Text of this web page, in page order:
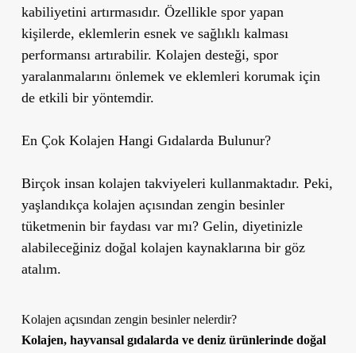
kabiliyetini artırmasıdır. Özellikle spor yapan
kişilerde, eklemlerin esnek ve sağlıklı kalması
performansı artırabilir. Kolajen desteği, spor
yaralanmalarını önlemek ve eklemleri korumak için
de etkili bir yöntemdir.
En Çok Kolajen Hangi Gıdalarda Bulunur?
Birçok insan kolajen takviyeleri kullanmaktadır. Peki,
yaşlandıkça kolajen açısından zengin besinler
tüketmenin bir faydası var mı? Gelin, diyetinizle
alabileceğiniz doğal kolajen kaynaklarına bir göz
atalım.
Kolajen açısından zengin besinler nelerdir?
Kolajen, hayvansal gıdalarda ve deniz ürünlerinde doğal